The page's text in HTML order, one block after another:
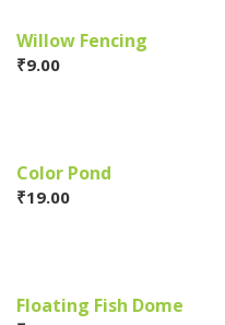
Willow Fencing
₹9.00
Color Pond
₹19.00
Floating Fish Dome